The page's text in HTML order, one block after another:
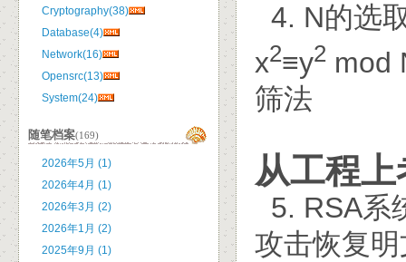
4. N的选
x2≡y2 mod
筛法
从工程
5. RSA
攻击恢复明
Cryptography(38)
Database(4)
Network(16)
Opensrc(13)
System(24)
随笔档案(169)
2026年5月 (1)
2026年4月 (1)
2026年3月 (2)
2026年1月 (2)
2025年9月 (1)